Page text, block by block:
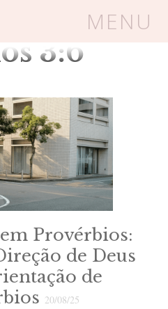
MENU
onde mulheres
Login
3:6
Provérbios:
de Deus
de
20/08/25